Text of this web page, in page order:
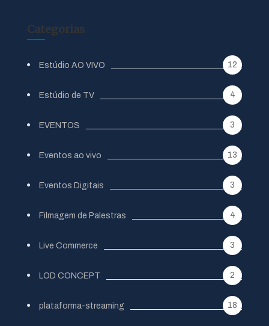
Categorias
Estúdio AO VIVO 12
Estúdio de TV 4
EVENTOS 3
Eventos ao vivo 13
Eventos Digitais 3
Filmagem de Palestras 4
Live Commerce 3
LOD CONCEPT 2
plataforma-streaming 18